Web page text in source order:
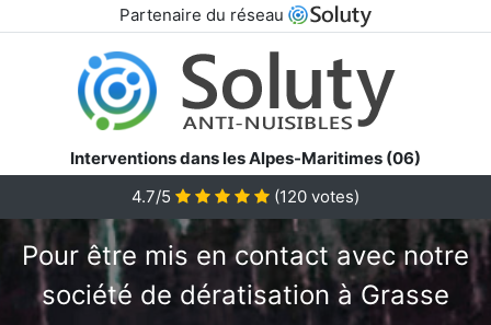
Partenaire du réseau
Interventions dans les Alpes-Maritimes (06)
4.7/5
(120 votes)
Pour être mis en contact avec notre
société de dératisation à Grasse